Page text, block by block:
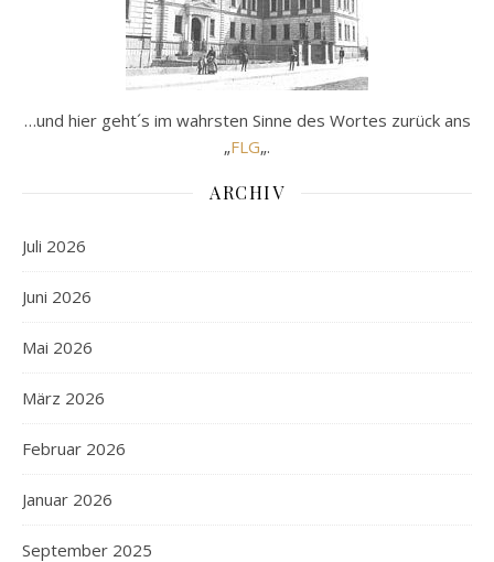
…und hier geht´s im wahrsten Sinne des Wortes zurück ans
„FLG„.
ARCHIV
Juli 2026
Juni 2026
Mai 2026
März 2026
Februar 2026
Januar 2026
September 2025